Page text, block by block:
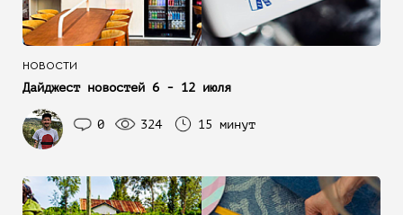
НОВОСТИ
Дайджест новостей 6 - 12 июля
0 324 15 минут